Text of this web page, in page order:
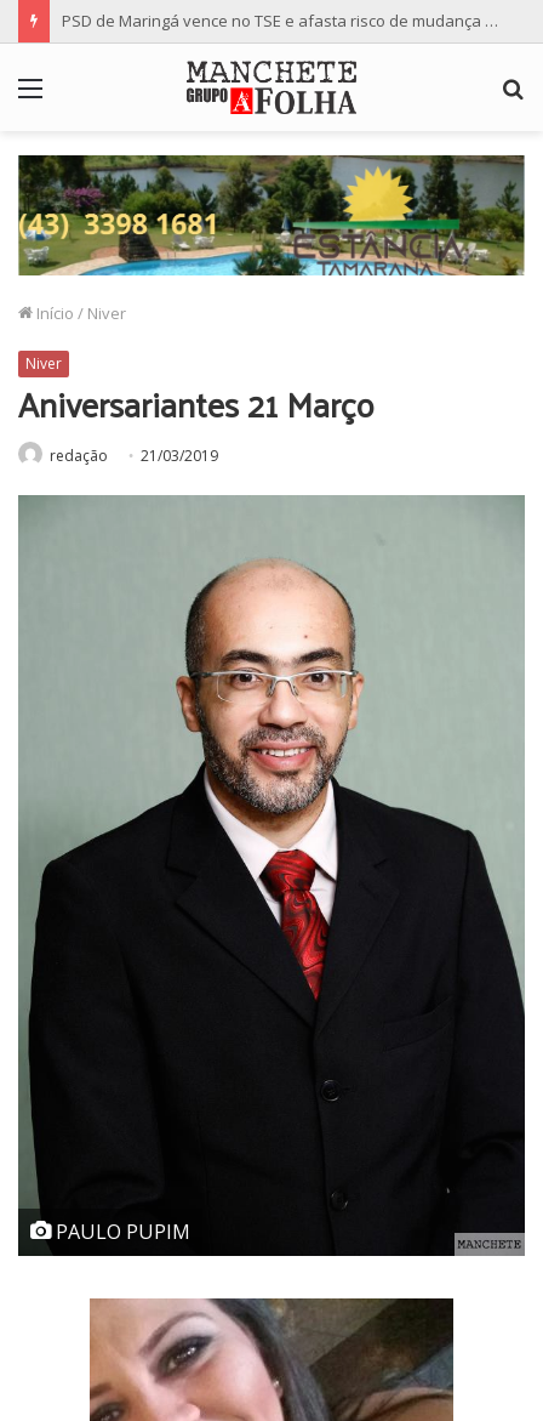
PSD de Maringá vence no TSE e afasta risco de mudança nas cadeiras da Câmara
Início / Niver
Niver
Aniversariantes 21 Março
redação 21/03/2019
PAULO PUPIM